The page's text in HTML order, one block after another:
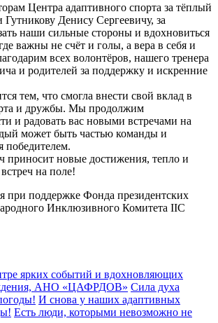
Центра адаптивного спорта за тёплый
Гутникову Денису Сергеевичу, за
наши сильные стороны и вдохновиться
важны не счёт и голы, а вера в себя и
всех волонтёров, нашего тренера
и родителей за поддержку и искренние
тем, что смогла внести свой вклад в
и дружбы. Мы продолжим
и радовать вас новыми встречами на
может быть частью команды и
победителем.
приносит новые достижения, тепло и
на поле!
при поддержке Фонда президентских
Инклюзивного Комитета IIC
ярких событий и вдохновляющих
АНО «ЦАФРДОВ» Сила духа
И снова у наших адаптивных
Есть люди, которыми невозможно не